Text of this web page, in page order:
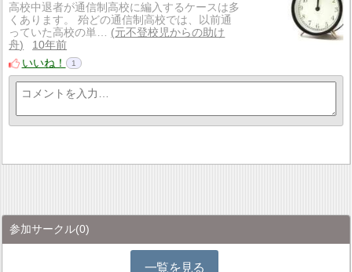
高校中退者が通信制高校に編入するケースは多
くあります。 殆どの通信制高校では、以前通
っていた高校の単…
元不登校児からの助け
舟
10年前
いいね！
1
参加サークル(0)
一覧を見る